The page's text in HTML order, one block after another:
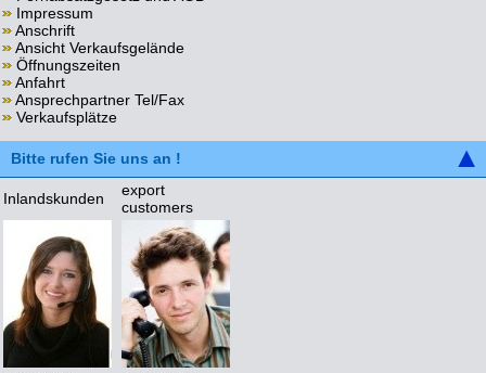
Impressum
Anschrift
Ansicht Verkaufsgelände
Öffnungszeiten
Anfahrt
Ansprechpartner Tel/Fax
Verkaufsplätze
Bitte rufen Sie uns an !
Inlandskunden
export
customers